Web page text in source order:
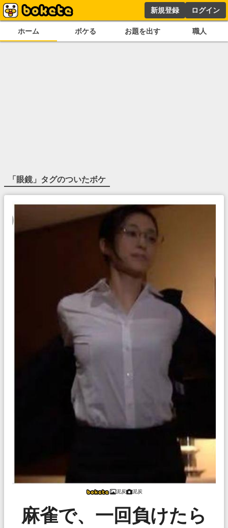
新規登録 ログイン
ホーム ボケる お題を出す 職人
「眼鏡」タグのついたボケ
泥炭 泥炭
麻雀で、一回負けたら